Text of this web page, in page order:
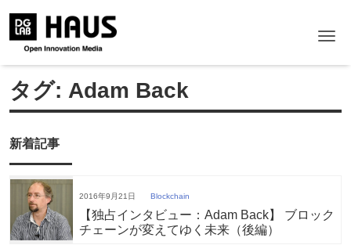
タグ: Adam Back
新着記事
2016年9月21日 Blockchain
【独占インタビュー：Adam Back】 ブロック
チェーンが変えてゆく未来（後編）